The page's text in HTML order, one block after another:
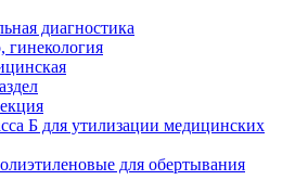
диагностика
гинекология
Б для утилизации медицинских
для обертывания